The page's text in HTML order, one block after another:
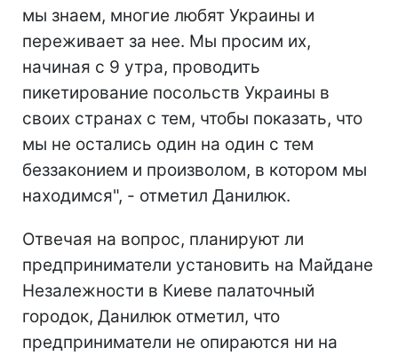
мы знаем, многие любят Украины и
переживает за нее. Мы просим их,
начиная с 9 утра, проводить
пикетирование посольств Украины в
своих странах с тем, чтобы показать, что
мы не остались один на один с тем
беззаконием и произволом, в котором мы
находимся", - отметил Данилюк.
Отвечая на вопрос, планируют ли
предприниматели установить на Майдане
Незалежности в Киеве палаточный
городок, Данилюк отметил, что
предприниматели не опираются ни на